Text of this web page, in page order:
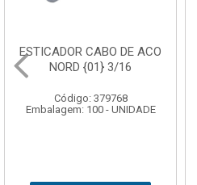
ESTICADOR CABO DE ACO
NORD {01} 3/16
Código: 379768
Embalagem: 100 - UNIDADE